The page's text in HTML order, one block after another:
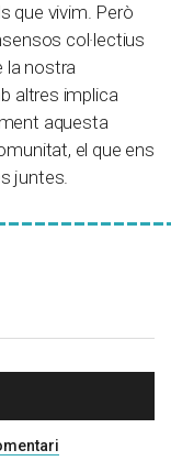
que vivim. Però
col·lectius
la nostra
altres implica
aquesta
el que ens
juntes.